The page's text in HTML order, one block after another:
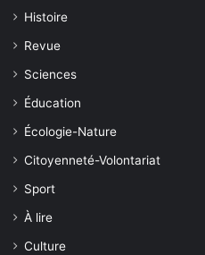
Histoire
Revue
Sciences
Éducation
Écologie-Nature
Citoyenneté-Volontariat
Sport
À lire
Culture